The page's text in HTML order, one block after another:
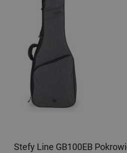
Stefy Line GB100EB